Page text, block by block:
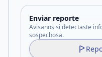
Enviar reporte
Avisanos si detectaste
sospechosa.